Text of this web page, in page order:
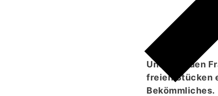
Und gebt den
freien Stücken
Bekömmliches.